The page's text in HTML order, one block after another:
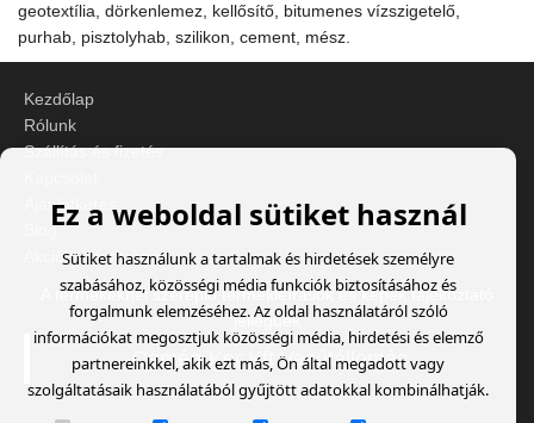
geotextília, dörkenlemez, kellősítő, bitumenes vízszigetelő,
purhab, pisztolyhab, szilikon, cement, mész.
Kezdőlap
Rólunk
Szállítás és fizetés
Ajánlatkérés
Blog
Akciók, információk
A termékeknél szereplő termékleírások és képek tájékoztató
jellegűek
Cemép-Ker Kft Vasútállomás
Ez a weboldal sütiket használ
Sütiket használunk a tartalmak és hirdetések személyre
szabásához, közösségi média funkciók biztosításához és
forgalmunk elemzéséhez. Az oldal használatáról szóló
információkat megosztjuk közösségi média, hirdetési és elemző
partnereinkkel, akik ezt más, Ön által megadott vagy
szolgáltatásaik használatából gyűjtött adatokkal kombinálhatják.